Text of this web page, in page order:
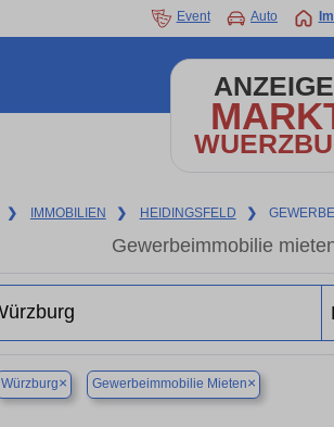
Event Auto
❯ IMMOBILIEN ❯ HEIDINGSFELD ❯
Gewerbeimmobilie
Würzburg× Gewerbeimmobilie Mieten×